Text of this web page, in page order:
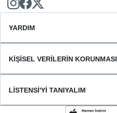
YARDIM
KİŞİSEL VERİLERİN KORUNMASI
LİSTENSİ'Yİ TANIYALIM